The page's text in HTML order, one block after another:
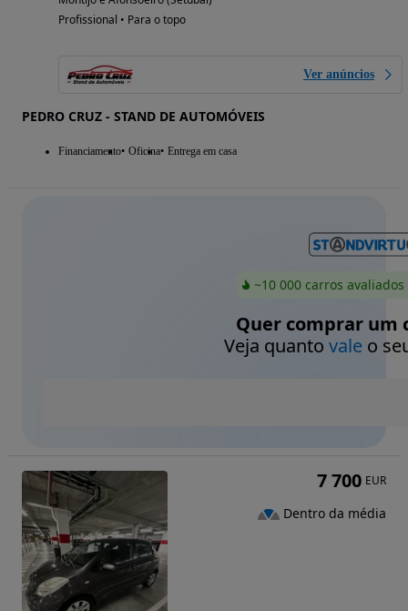
Profissional • Para o topo
Ver anúncios
PEDRO CRUZ - STAND DE AUTOMÓVEIS
Financiamento Oficina Entrega em casa
~10 000 carros
Quer comprar um
Veja quanto valeo
7 700 EUR
Dentro da média